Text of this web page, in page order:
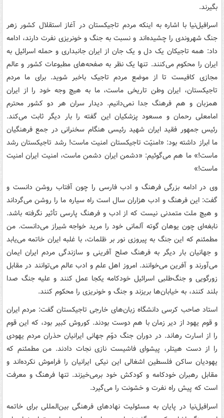
بگیرند.
اسرافیل‌نیا با اشاره به اینکه مردم تاجیکستان در آغاز استقلال کشور زهر
جنگ شهروندی را چشیده‌اند و نسبت به جنگ و خونریزی نفرت دارند، ادامه
داد: همه تاجیکان یک دل و یک جان از ایران جانبداری و حمله اسرائیل به
ایران را محکوم می‌کنند. تنها یک نظر به صفحه‌های مطبوعات کشور و عالم
مجازی کافیست تا از موضع مردم تاجیک باخبر شوید. برای ما مردم
تاجیکستان، ایران وطن تاریخی ماست، ما به هیچ وجه خود را از ایران
همزبان و هم فرهنگ جدا نمی‌دانیم. دیدار سران هر دو کشور محترم
امامعلی رحمان و مسعود پزشکیان این گفته را بار دیگر ثابت می‌کند.
رئیس جمهور فقید ایران شهید رئیسی هنگام سخنرانی در جمع فرهنگیان
ما ابراز داشته بود: «امنیّت تاجیکستان امنیت ماست! رشد تاجیکستان رشد
ماست!» ما هم می‌گوئیم: «دشمن ایران دشمن ماست، امنیت ایران امنیت
ماست!»
وی در ادامه بزرگی فرهنگ و ادب فارسی را چون آفتاب روشن دانست و
گفت: این فرهنگ و ادب هزاران سال است راه سیاره ما را روشن می‌گرداند
و هیچ ملت متمدنی نیست که از ادب و فرهنگ پارسی تأثیر نگرفته باشد.
نابغه‌ای چون یوهان گوته آلمانی خود را مرید خواجه شیراز می‌دانست. من
مطمئنم که این جنگ به پیروزی نور بر ظلمات، با غلبه ایران خاتمه می‌یابد
و جهانیان بار دیگر به فرهنگ صلح آفرینی و سازندگی مردم ایران ایمان
می‌آورند و آفرین می‌خوانند. امروز اهل علم و ادب عالم می‌توانند در مقابل
زورگویی و جنگ‌طلبی اسرائیل خودکامه یکجا عمل کنند و علیه جنگ صدا
بلند کنند، به خیابان‌ها بریزند و جنگ و خونریزی را محکوم کنند.
استاد صاحب کرسی دانشگاه زبان‌های خارجی تاجیکستان گفت: مردم ایران
و قوم یهود از دیر زمان با هم دوست بودند. کوروش کبیر بود، که این قوم
را از اسارت رهاند. در دوران جنگ دوّم جهانی ایرانیان حذران مردم یهودی
را از دست هیتلر، پیشوای فاشیست نازی نجات دادند. من مطمئنم که
یهودیان ساکن فلسطین اشغالی این نیکی ایرانیان را فراموش نکرده‌اند و
مقابل رهبران خودکامه و کودکش خود برمی‌خیزند. تنها فرهنگ و معرفت
است که پیش راه نفرت و خشونت را می‌گیرد.
اسرافیل‌نیا در پایان به مسئولیت نهادهای فرهنگی بین‌المللی برای خاتمه